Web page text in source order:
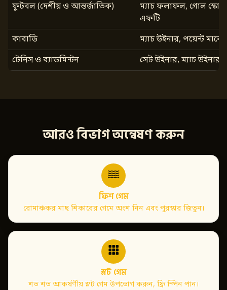
ফুটবল (দেশীয় ও আন্তর্জাতিক)
ম্যাচ ফলাফল, গোল
এফটি
কাবাডি
ম্যাচ উইনার, পয়েন্ট
টেনিস ও ব্যাডমিন্টন
সেট উইনার, ম্যাচ উইনার
আরও বিভাগ অন্বেষণ করুন
ফিশ গেম
রোমাঞ্চকর মাছ শিকারের গেমে অংশ নিন এবং পুরস্কার জিতুন।
স্লট গেম
শত শত আকর্ষণীয় স্লট গেম উপভোগ করুন, ফ্রি স্পিন পান।